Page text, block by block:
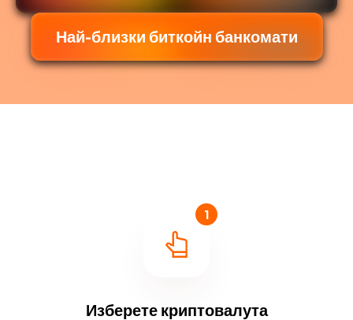
Най-близки биткойн банкомати
1
Изберете криптовалута